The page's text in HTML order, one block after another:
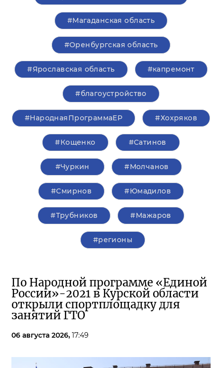
#Магаданская область
#Оренбургская область
#Ярославская область #капремонт
#благоустройство
#НароднаяПрограммаЕР #Хохряков
#Кощенко #Сатинов
#Чуркин #Молчанов
#Смирнов #Юмадилов
#Трубников #Мажаров
#регионы
По Народной программе «Единой
России»-2021 в Курской области
открыли спортплощадку для
занятий ГТО
06 августа 2026, 17:49